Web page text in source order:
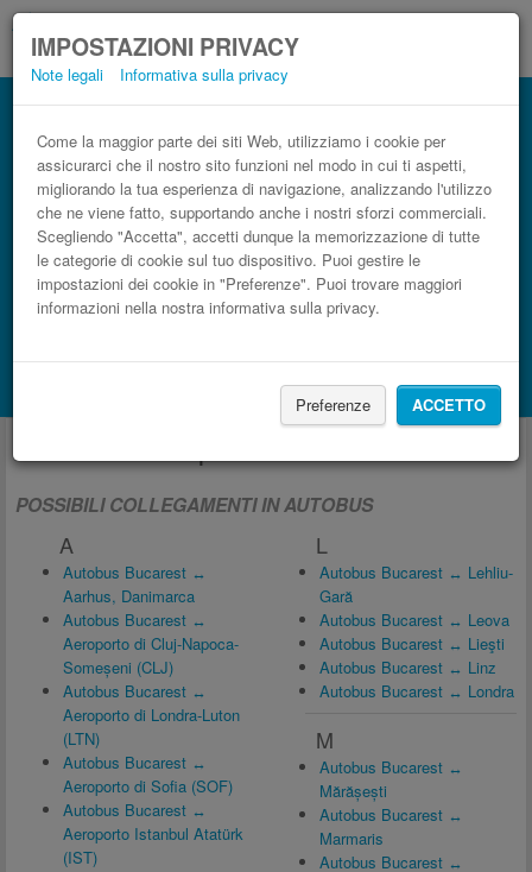
IMPOSTAZIONI PRIVACY
Note legali Informativa sulla privacy
Come la maggior parte dei siti Web, utilizziamo i cookie per
assicurarci che il nostro sito funzioni nel modo in cui ti aspetti,
migliorando la tua esperienza di navigazione, analizzando l'utilizzo
che ne viene fatto, supportando anche i nostri sforzi commerciali.
Scegliendo "Accetta", accetti dunque la memorizzazione di tutte
le categorie di cookie sul tuo dispositivo. Puoi gestire le
impostazioni dei cookie in "Preferenze". Puoi trovare maggiori
informazioni nella nostra informativa sulla privacy.
Preferenze ACCETTO
CERCA LE CORSE
Treno
BlaBlaCar
Mostra alloggi disponibili con Booking.com
POSSIBILI COLLEGAMENTI IN AUTOBUS
A
Autobus Bucarest ↔
Aarhus, Danimarca
Autobus Bucarest ↔
Aeroporto di Cluj-Napoca-
Someșeni (CLJ)
Autobus Bucarest ↔
Aeroporto di Londra-Luton
(LTN)
Autobus Bucarest ↔
Aeroporto di Sofia (SOF)
Autobus Bucarest ↔
Aeroporto Istanbul Atatürk
(IST)
L
Autobus Bucarest ↔ Lehliu-
Gară
Autobus Bucarest ↔ Leova
Autobus Bucarest ↔ Lieşti
Autobus Bucarest ↔ Linz
Autobus Bucarest ↔ Londra
M
Autobus Bucarest ↔
Mărășești
Autobus Bucarest ↔
Marmaris
Autobus Bucarest ↔